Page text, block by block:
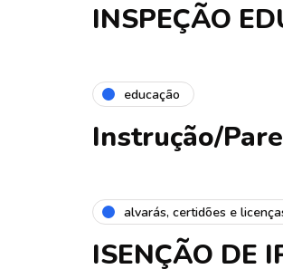
INSPEÇÃO
educação
Instrução/
alvarás, certidões e
ISENÇÃO DE